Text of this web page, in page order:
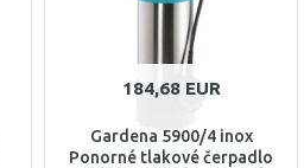
184,68 EUR
Gardena 5900/4 inox
Ponorné tlakové čerpadlo